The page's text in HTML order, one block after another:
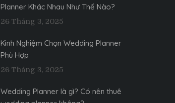
Planner Khác Nhau Như Thế Nào?
26 Tháng 3, 2025
Kinh Nghiệm Chọn Wedding Planner
Phù Hợp
26 Tháng 3, 2025
Wedding Planner là gì? Có nên thuê